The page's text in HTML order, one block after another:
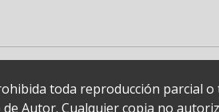
toda reproducción parcial
Autor. Cualquier copia no